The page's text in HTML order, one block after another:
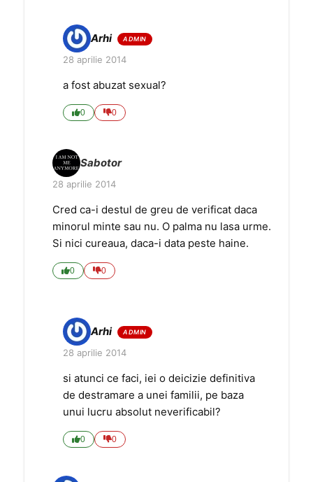
Arhi
28 aprilie 2014
a fost abuzat sexual?
0 0
Sabotor
28 aprilie 2014
Cred ca-i destul de greu de verificat daca
minorul minte sau nu. O palma nu lasa urme.
Si nici cureaua, daca-i data peste haine.
0 0
Arhi
28 aprilie 2014
si atunci ce faci, iei o deicizie definitiva
de destramare a unei familii, pe baza
unui lucru absolut neverificabil?
0 0